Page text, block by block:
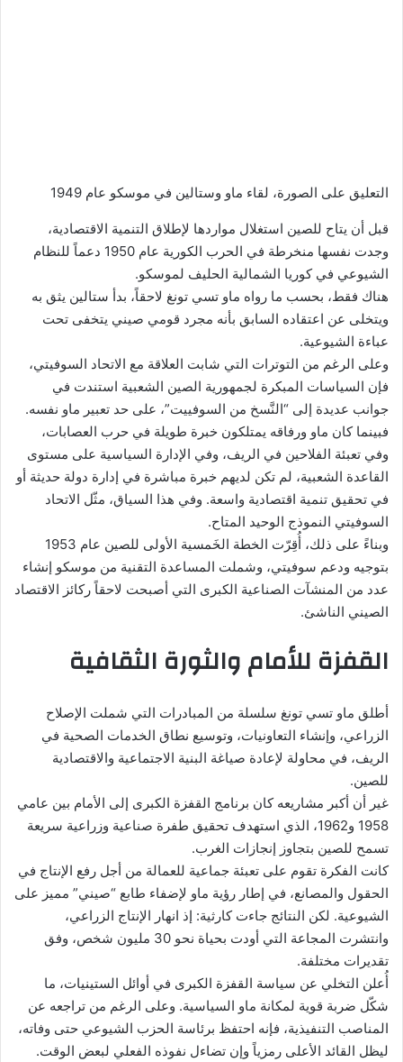
التعليق على الصورة، لقاء ماو وستالين في موسكو عام 1949
قبل أن يتاح للصين استغلال مواردها لإطلاق التنمية الاقتصادية،
وجدت نفسها منخرطة في الحرب الكورية عام 1950 دعماً للنظام
الشيوعي في كوريا الشمالية الحليف لموسكو.
هناك فقط، بحسب ما رواه ماو تسي تونغ لاحقاً، بدأ ستالين يثق به
ويتخلى عن اعتقاده السابق بأنه مجرد قومي صيني يتخفى تحت
عباءة الشيوعية.
وعلى الرغم من التوترات التي شابت العلاقة مع الاتحاد السوفيتي،
فإن السياسات المبكرة لجمهورية الصين الشعبية استندت في
جوانب عديدة إلى “النَّسخ من السوفييت”، على حد تعبير ماو نفسه.
فبينما كان ماو ورفاقه يمتلكون خبرة طويلة في حرب العصابات،
وفي تعبئة الفلاحين في الريف، وفي الإدارة السياسية على مستوى
القاعدة الشعبية، لم تكن لديهم خبرة مباشرة في إدارة دولة حديثة أو
في تحقيق تنمية اقتصادية واسعة. وفي هذا السياق، مثّل الاتحاد
السوفيتي النموذج الوحيد المتاح.
وبناءً على ذلك، أُقِرّت الخطة الخَمسية الأولى للصين عام 1953
بتوجيه ودعم سوفيتي، وشملت المساعدة التقنية من موسكو إنشاء
عدد من المنشآت الصناعية الكبرى التي أصبحت لاحقاً ركائز الاقتصاد
الصيني الناشئ.
القفزة للأمام والثورة الثقافية
أطلق ماو تسي تونغ سلسلة من المبادرات التي شملت الإصلاح
الزراعي، وإنشاء التعاونيات، وتوسيع نطاق الخدمات الصحية في
الريف، في محاولة لإعادة صياغة البنية الاجتماعية والاقتصادية
للصين.
غير أن أكبر مشاريعه كان برنامج القفزة الكبرى إلى الأمام بين عامي
1958 و1962، الذي استهدف تحقيق طفرة صناعية وزراعية سريعة
تسمح للصين بتجاوز إنجازات الغرب.
كانت الفكرة تقوم على تعبئة جماعية للعمالة من أجل رفع الإنتاج في
الحقول والمصانع، في إطار رؤية ماو لإضفاء طابع “صيني” مميز على
الشيوعية. لكن النتائج جاءت كارثية: إذ انهار الإنتاج الزراعي،
وانتشرت المجاعة التي أودت بحياة نحو 30 مليون شخص، وفق
تقديرات مختلفة.
أُعلن التخلي عن سياسة القفزة الكبرى في أوائل الستينيات، ما
شكّل ضربة قوية لمكانة ماو السياسية. وعلى الرغم من تراجعه عن
المناصب التنفيذية، فإنه احتفظ برئاسة الحزب الشيوعي حتى وفاته،
ليظل القائد الأعلى رمزياً وإن تضاءل نفوذه الفعلي لبعض الوقت.